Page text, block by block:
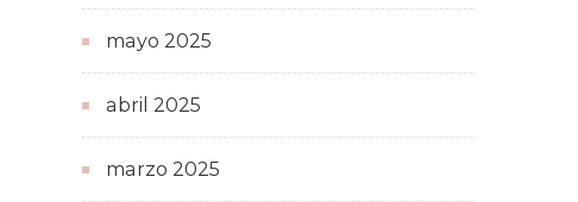
mayo 2025
abril 2025
marzo 2025